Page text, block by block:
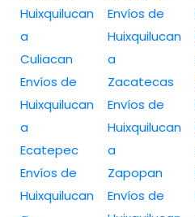
Huixquilucan
a
Culiacan
Envíos de
Huixquilucan
a
Ecatepec
Envíos de
Huixquilucan
Envíos de
Huixquilucan
a
Zacatecas
Envíos de
Huixquilucan
a
Zapopan
Envíos de